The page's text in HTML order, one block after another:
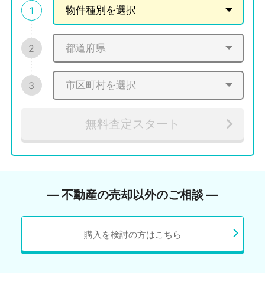
1
2
3
無料査定スタート
― 不動産の売却以外のご相談 ―
購入を検討の方はこちら